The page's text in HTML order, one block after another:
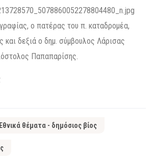
ο πατέρας του π. καταδρομέα,
δεξιά ο δημ. σύμβουλος Λάρισας
Παπαπαρίσης.
Εθνικά θέματα - δημόσιος βίος